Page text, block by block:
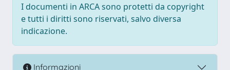
I documenti in ARCA sono protetti da copyright
e tutti i diritti sono riservati, salvo diversa
indicazione.
Informazioni